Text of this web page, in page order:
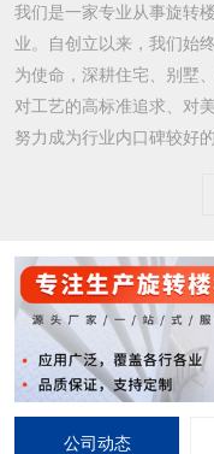
我们是一家专业从事旋转
业。自创立以来，我们始
为使命，深耕住宅、别墅
对工艺的高标准追求、对
努力成为行业内口碑较好
公司动态